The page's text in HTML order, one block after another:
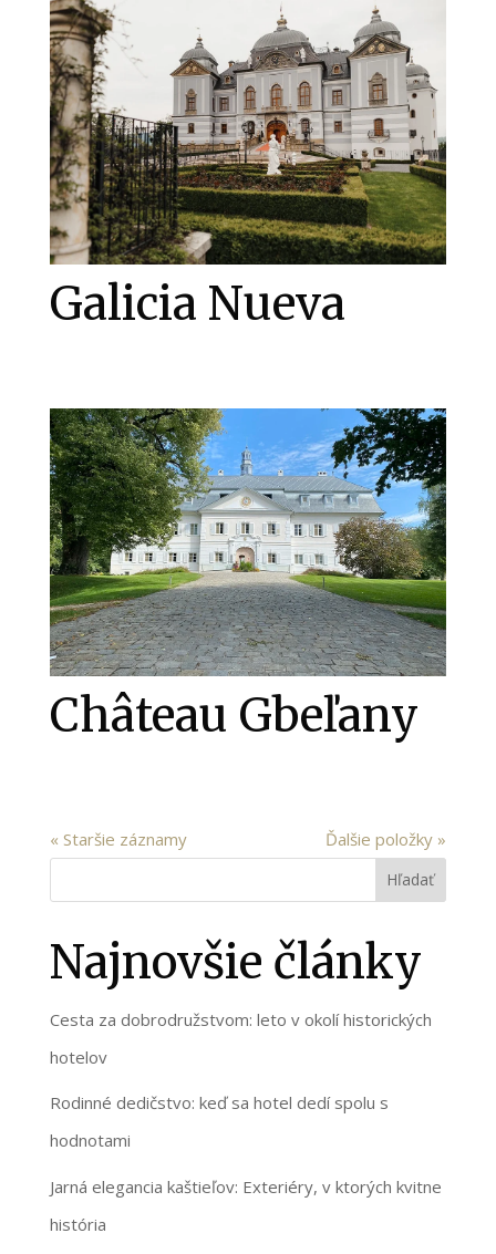
Galicia Nueva
Château Gbeľany
« Staršie záznamy Ďalšie položky »
Hľadať
Najnovšie články
Cesta za dobrodružstvom: leto v okolí historických
hotelov
Rodinné dedičstvo: keď sa hotel dedí spolu s
hodnotami
Jarná elegancia kaštieľov: Exteriéry, v ktorých kvitne
história